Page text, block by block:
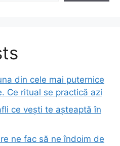
din cele mai puternice
Ce ritual se practică azi
ce vești te așteaptă în
ne fac să ne îndoim de